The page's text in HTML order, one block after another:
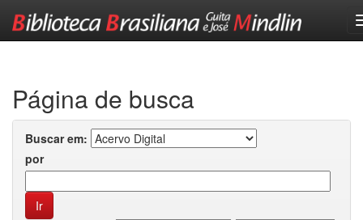
Página de busca
Buscar em:
por